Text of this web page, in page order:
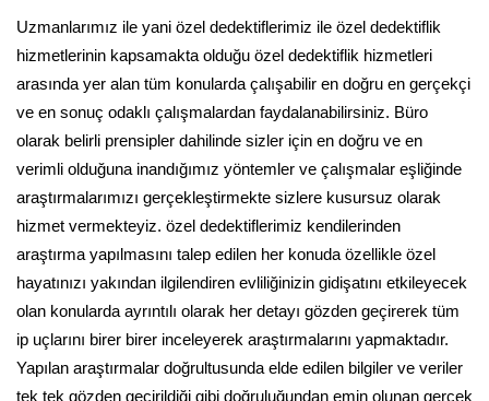
Uzmanlarımız ile yani özel dedektiflerimiz ile özel dedektiflik
hizmetlerinin kapsamakta olduğu özel dedektiflik hizmetleri
arasında yer alan tüm konularda çalışabilir en doğru en gerçekçi
ve en sonuç odaklı çalışmalardan faydalanabilirsiniz. Büro
olarak belirli prensipler dahilinde sizler için en doğru ve en
verimli olduğuna inandığımız yöntemler ve çalışmalar eşliğinde
araştırmalarımızı gerçekleştirmekte sizlere kusursuz olarak
hizmet vermekteyiz. özel dedektiflerimiz kendilerinden
araştırma yapılmasını talep edilen her konuda özellikle özel
hayatınızı yakından ilgilendiren evliliğinizin gidişatını etkileyecek
olan konularda ayrıntılı olarak her detayı gözden geçirerek tüm
ip uçlarını birer birer inceleyerek araştırmalarını yapmaktadır.
Yapılan araştırmalar doğrultusunda elde edilen bilgiler ve veriler
tek tek gözden geçirildiği gibi doğruluğundan emin olunan gerçek